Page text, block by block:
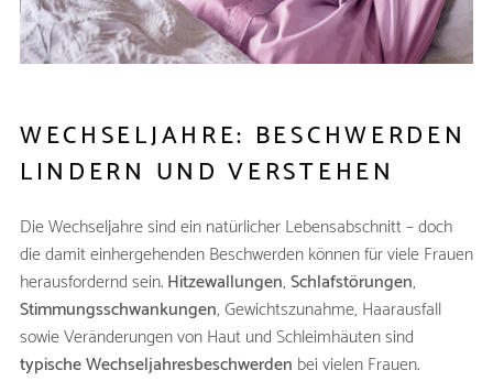
WECHSELJAHRE: BESCHWERDEN
LINDERN UND VERSTEHEN
Die Wechseljahre sind ein natürlicher Lebensabschnitt – doch
die damit einhergehenden Beschwerden können für viele Frauen
herausfordernd sein.Hitzewallungen,Schlafstörungen,
Stimmungsschwankungen, Gewichtszunahme, Haarausfall
sowie Veränderungen von Haut und Schleimhäuten sind
typische Wechseljahresbeschwerden bei vielen Frauen.